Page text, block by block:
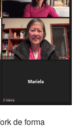
de forma